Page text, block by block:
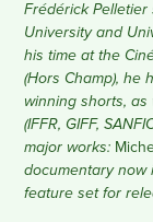
FrédérickPelletier
University and
his time at the
(Hors Champ), he
winning shorts,
(IFFR, GIFF,
major works:
documentary now
feature set for